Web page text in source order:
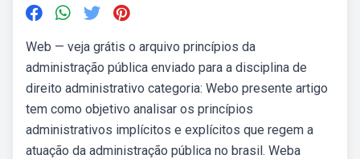
Web — veja grátis o arquivo princípios da
administração pública enviado para a disciplina de
direito administrativo categoria: Webo presente artigo
tem como objetivo analisar os princípios
administrativos implícitos e explícitos que regem a
atuação da administração pública no brasil. Weba